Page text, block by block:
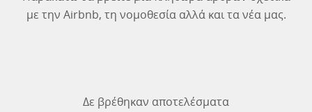
με την Airbnb, τη νομοθεσία αλλά και τα νέα μας.
Δε βρέθηκαν αποτελέσματα